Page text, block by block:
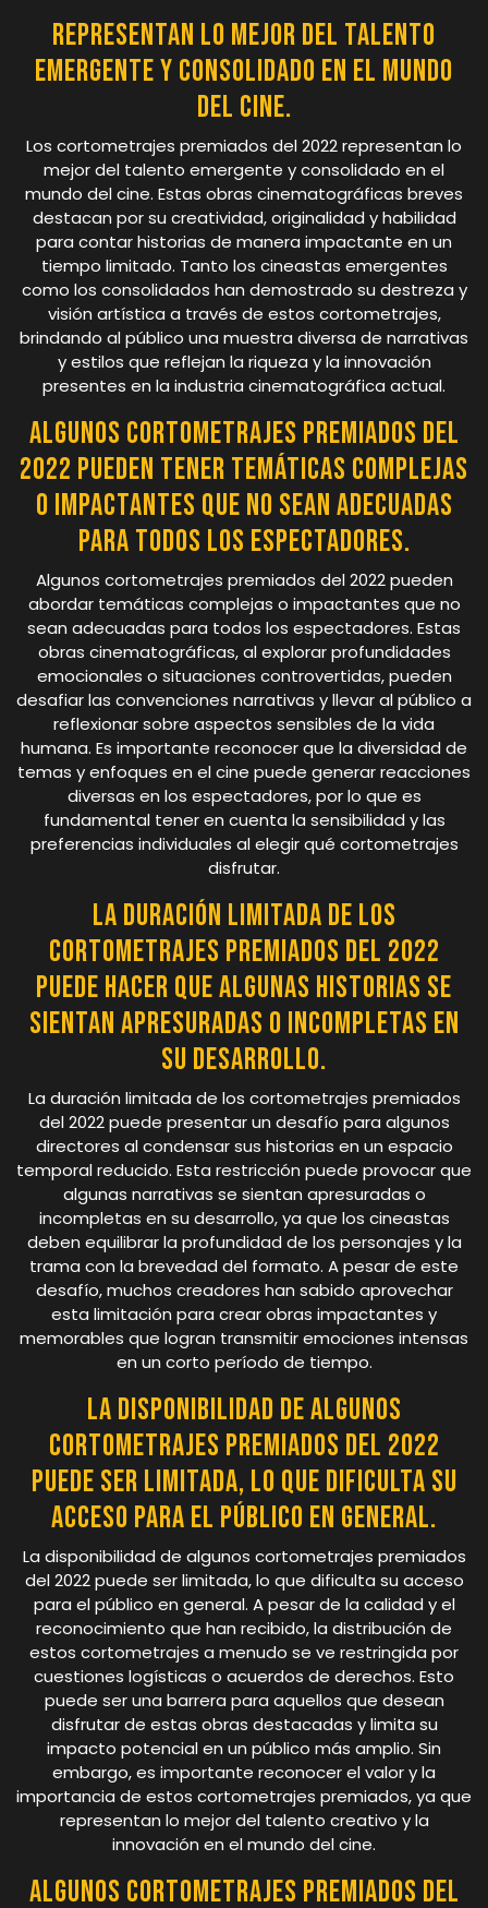
Representan lo mejor del talento
emergente y consolidado en el mundo
del cine.
Los cortometrajes premiados del 2022 representan lo
mejor del talento emergente y consolidado en el
mundo del cine. Estas obras cinematográficas breves
destacan por su creatividad, originalidad y habilidad
para contar historias de manera impactante en un
tiempo limitado. Tanto los cineastas emergentes
como los consolidados han demostrado su destreza y
visión artística a través de estos cortometrajes,
brindando al público una muestra diversa de narrativas
y estilos que reflejan la riqueza y la innovación
presentes en la industria cinematográfica actual.
Algunos cortometrajes premiados del
2022 pueden tener temáticas complejas
o impactantes que no sean adecuadas
para todos los espectadores.
Algunos cortometrajes premiados del 2022 pueden
abordar temáticas complejas o impactantes que no
sean adecuadas para todos los espectadores. Estas
obras cinematográficas, al explorar profundidades
emocionales o situaciones controvertidas, pueden
desafiar las convenciones narrativas y llevar al público a
reflexionar sobre aspectos sensibles de la vida
humana. Es importante reconocer que la diversidad de
temas y enfoques en el cine puede generar reacciones
diversas en los espectadores, por lo que es
fundamental tener en cuenta la sensibilidad y las
preferencias individuales al elegir qué cortometrajes
disfrutar.
La duración limitada de los
cortometrajes premiados del 2022
puede hacer que algunas historias se
sientan apresuradas o incompletas en
su desarrollo.
La duración limitada de los cortometrajes premiados
del 2022 puede presentar un desafío para algunos
directores al condensar sus historias en un espacio
temporal reducido. Esta restricción puede provocar que
algunas narrativas se sientan apresuradas o
incompletas en su desarrollo, ya que los cineastas
deben equilibrar la profundidad de los personajes y la
trama con la brevedad del formato. A pesar de este
desafío, muchos creadores han sabido aprovechar
esta limitación para crear obras impactantes y
memorables que logran transmitir emociones intensas
en un corto período de tiempo.
La disponibilidad de algunos
cortometrajes premiados del 2022
puede ser limitada, lo que dificulta su
acceso para el público en general.
La disponibilidad de algunos cortometrajes premiados
del 2022 puede ser limitada, lo que dificulta su acceso
para el público en general. A pesar de la calidad y el
reconocimiento que han recibido, la distribución de
estos cortometrajes a menudo se ve restringida por
cuestiones logísticas o acuerdos de derechos. Esto
puede ser una barrera para aquellos que desean
disfrutar de estas obras destacadas y limita su
impacto potencial en un público más amplio. Sin
embargo, es importante reconocer el valor y la
importancia de estos cortometrajes premiados, ya que
representan lo mejor del talento creativo y la
innovación en el mundo del cine.
Algunos cortometrajes premiados del